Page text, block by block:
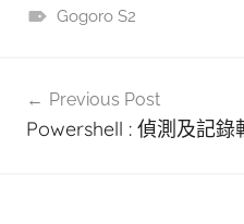
Gogoro S2
Previous Post
Powershell : 偵測及記